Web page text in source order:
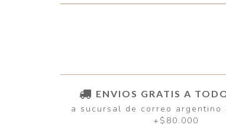
ENVIOS GRATIS A
a sucursal de correo argentino
+$80.000